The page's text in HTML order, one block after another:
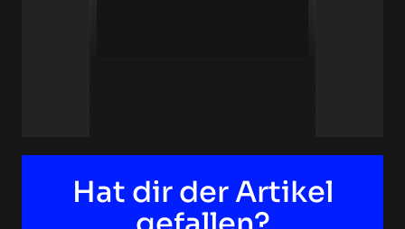
Hat dir der Artikel